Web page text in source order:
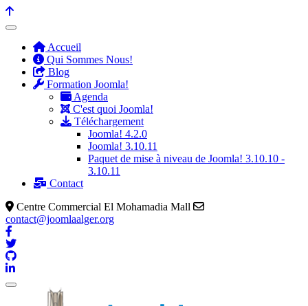
Accueil
Qui Sommes Nous!
Blog
Formation Joomla!
Agenda
C'est quoi Joomla!
Téléchargement
Joomla! 4.2.0
Joomla! 3.10.11
Paquet de mise à niveau de Joomla! 3.10.10 -
3.10.11
Contact
Centre Commercial El Mohamadia Mall
contact@joomlaalger.org
précédente
précédent
suivante
suivant